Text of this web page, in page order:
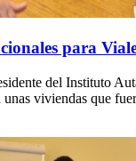
para
del Instituto
viviendas que